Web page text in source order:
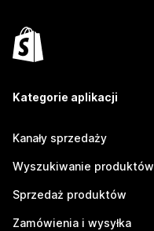
Kategorie aplikacji
Kanały sprzedaży
Wyszukiwanie produktów
Sprzedaż produktów
Zamówienia i wysyłka